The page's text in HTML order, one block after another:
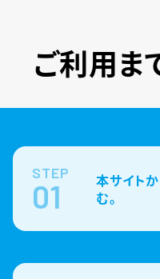
ご利用ま
STEP
01
本サイト
む。